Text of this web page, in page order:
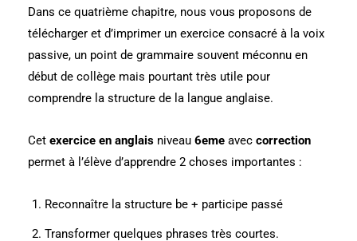
Dans ce quatrième chapitre, nous vous proposons de
télécharger et d’imprimer un exercice consacré à la voix
passive, un point de grammaire souvent méconnu en
début de collège mais pourtant très utile pour
comprendre la structure de la langue anglaise.
Cet exercice en anglais niveau 6eme avec correction
permet à l’élève d’apprendre 2 choses importantes :
Reconnaître la structure be + participe passé
Transformer quelques phrases très courtes.